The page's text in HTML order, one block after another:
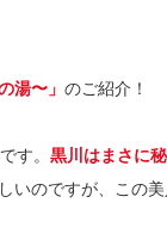
湯〜」 のご紹介！
す。 黒川はまさに秘
いのですが、この